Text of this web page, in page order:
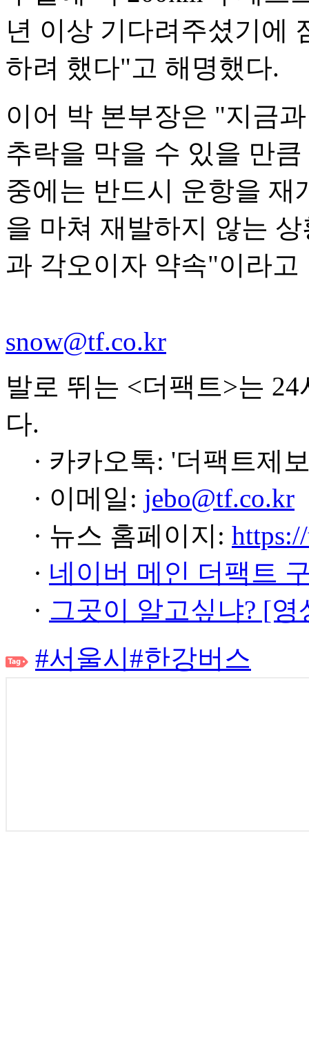
년 이상 기다려주셨기에
하려 했다"고 해명했다.
이어 박 본부장은 "지금
추락을 막을 수 있을 만
중에는 반드시 운항을 재
을 마쳐 재발하지 않는
과 각오이자 약속"이라고
snow@tf.co.kr
발로 뛰는 <더팩트>는
다.
· 카카오톡: '더팩트제
· 이메일: jebo@tf.co.kr
· 뉴스 홈페이지:
· 네이버 메인 더팩트
· 그곳이 알고싶냐? [
#서울시#한강버스